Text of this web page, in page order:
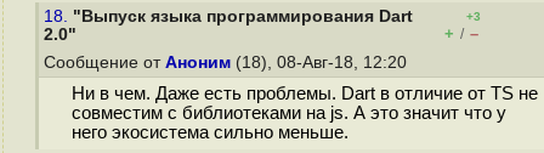
18. "Выпуск языка программирования Dart
2.0"
+3
+ / –
Сообщение от Аноним (18), 08-Авг-18, 12:20
Ни в чем. Даже есть проблемы. Dart в отличие от TS не
совместим с библиотеками на js. А это значит что у
него экосистема сильно меньше.